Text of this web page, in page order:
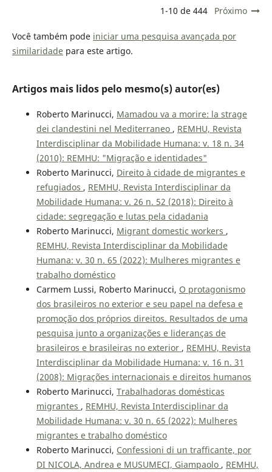
1-10 de 444 Próximo
Você também pode iniciar uma pesquisa avançada por
similaridadepara este artigo.
Artigos mais lidos pelo mesmo(s) autor(es)
Roberto Marinucci, Mamadou va a morire: la strage
dei clandestini nel Mediterraneo , REMHU, Revista
Interdisciplinar da Mobilidade Humana: v. 18 n. 34
(2010): REMHU: "Migração e identidades"
Roberto Marinucci, Direito à cidade de migrantes e
refugiados , REMHU, Revista Interdisciplinar da
Mobilidade Humana: v. 26 n. 52 (2018): Direito à
cidade: segregação e lutas pela cidadania
Roberto Marinucci, Migrant domestic workers ,
REMHU, Revista Interdisciplinar da Mobilidade
Humana: v. 30 n. 65 (2022): Mulheres migrantes e
trabalho doméstico
Carmem Lussi, Roberto Marinucci, O protagonismo
dos brasileiros no exterior e seu papel na defesa e
promoção dos próprios direitos. Resultados de uma
pesquisa junto a organizações e lideranças de
brasileiros e brasileiras no exterior , REMHU, Revista
Interdisciplinar da Mobilidade Humana: v. 16 n. 31
(2008): Migrações internacionais e direitos humanos
Roberto Marinucci, Trabalhadoras domésticas
migrantes , REMHU, Revista Interdisciplinar da
Mobilidade Humana: v. 30 n. 65 (2022): Mulheres
migrantes e trabalho doméstico
Roberto Marinucci, Confessioni di un trafficante, por
DI NICOLA, Andrea e MUSUMECI, Giampaolo , REMHU,